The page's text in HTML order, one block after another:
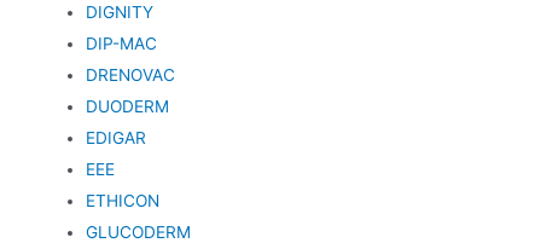
DIGNITY
DIP-MAC
DRENOVAC
DUODERM
EDIGAR
EEE
ETHICON
GLUCODERM